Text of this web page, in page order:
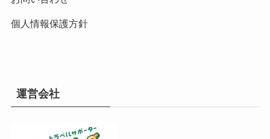
個人情報保護方針
運営会社